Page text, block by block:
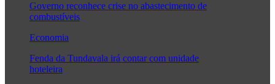
Governo reconhece crise no abastecimento de
combustíveis
Economia
Fenda da Tundavala irá contar com unidade
hoteleira